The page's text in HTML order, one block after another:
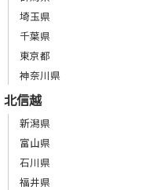
埼玉県
千葉県
東京都
神奈川県
北信越
新潟県
富山県
石川県
福井県